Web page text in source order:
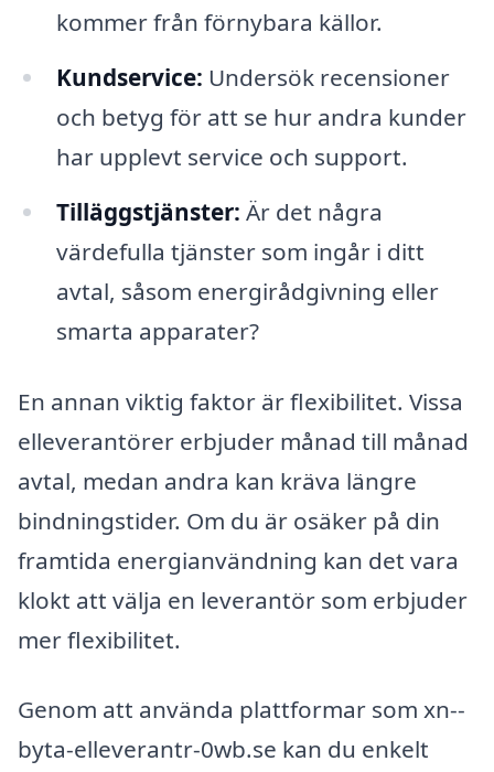
kommer från förnybara källor.
Kundservice: Undersök recensioner
och betyg för att se hur andra kunder
har upplevt service och support.
Tilläggstjänster: Är det några
värdefulla tjänster som ingår i ditt
avtal, såsom energirådgivning eller
smarta apparater?
En annan viktig faktor är flexibilitet. Vissa
elleverantörer erbjuder månad till månad
avtal, medan andra kan kräva längre
bindningstider. Om du är osäker på din
framtida energianvändning kan det vara
klokt att välja en leverantör som erbjuder
mer flexibilitet.
Genom att använda plattformar som xn--
byta-elleverantr-0wb.se kan du enkelt